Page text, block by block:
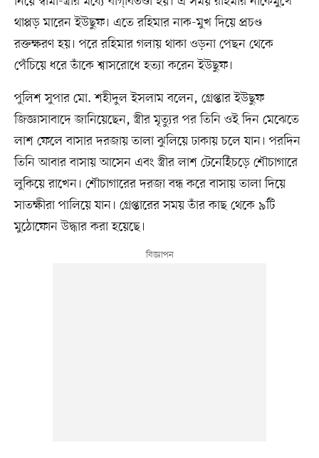
থাপ্পড় মারেন ইউছুফ। এতে রহিমার নাক-মুখ দিয়ে প্রচণ্ড
রক্তক্ষরণ হয়। পরে রহিমার গলায় থাকা ওড়না পেছন থেকে
পেঁচিয়ে ধরে তাঁকে শ্বাসরোধে হত্যা করেন ইউছুফ।
পুলিশ সুপার মো. শহীদুল ইসলাম বলেন, গ্রেপ্তার ইউছুফ
জিজ্ঞাসাবাদে জানিয়েছেন, স্ত্রীর মৃত্যুর পর তিনি ওই দিন মেঝেতে
লাশ ফেলে বাসার দরজায় তালা ঝুলিয়ে ঢাকায় চলে যান। পরদিন
তিনি আবার বাসায় আসেন এবং স্ত্রীর লাশ টেনেহিঁচড়ে শৌচাগারে
লুকিয়ে রাখেন। শৌচাগারের দরজা বন্ধ করে বাসায় তালা দিয়ে
সাতক্ষীরা পালিয়ে যান। গ্রেপ্তারের সময় তাঁর কাছ থেকে ৯টি
মুঠোফোন উদ্ধার করা হয়েছে।